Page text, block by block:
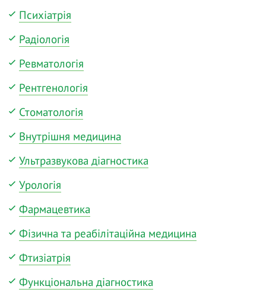
Психіатрія
Радіологія
Ревматологія
Рентгенологія
Стоматологія
Внутрішня медицина
Ультразвукова діагностика
Урологія
Фармацевтика
Фізична та реабілітаційна медицина
Фтизіатрія
Функціональна діагностика